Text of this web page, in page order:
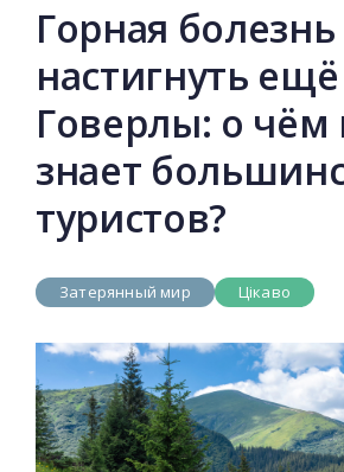
Горная
настигнуть
Говерлы: о чём
знает
туристов?
Затерянный мир Цікаво